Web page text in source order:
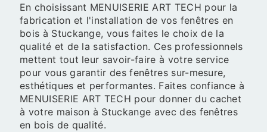
En choisissant MENUISERIE ART TECH pour la
fabrication et l'installation de vos fenêtres en
bois à Stuckange, vous faites le choix de la
qualité et de la satisfaction. Ces professionnels
mettent tout leur savoir-faire à votre service
pour vous garantir des fenêtres sur-mesure,
esthétiques et performantes. Faites confiance à
MENUISERIE ART TECH pour donner du cachet
à votre maison à Stuckange avec des fenêtres
en bois de qualité.